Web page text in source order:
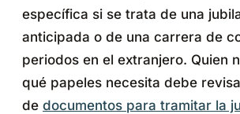
específica si se trata de una
anticipada o de una carrera de
periodos en el extranjero. Quien
qué papeles necesita debe
de documentos para tramitar la